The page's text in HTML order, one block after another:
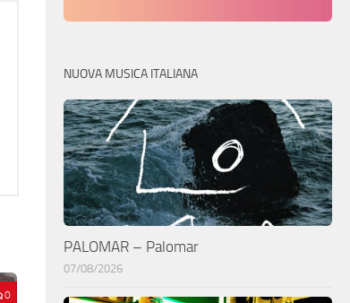
0
NUOVA MUSICA ITALIANA
PALOMAR – Palomar
07/08/2026